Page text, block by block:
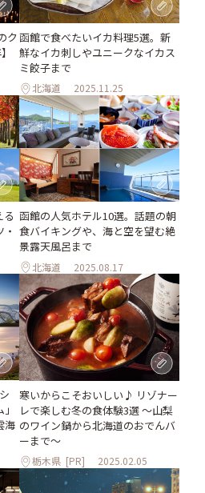
ク函館で食べたいイカ料理5選。新
鮮なイカ刺しやユニークなイカス
ミ餃子まで
北海道 2025.11.25
る 函館の人気ホテル10選。話題の朝
食バイキングや、海と空を望む絶
景露天風呂まで
北海道 2025.08.17
海
寒いからこそおいしい♪ リゾナー
レで楽しむ冬の食体験3選 ～山梨
のワイン鍋から北海道のおでんバ
ーまで～
栃木県 [PR] 2025.02.05